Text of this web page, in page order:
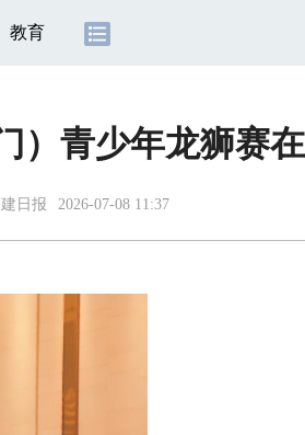
教育
）青少年龙狮赛
日报 2026-07-08 11:37